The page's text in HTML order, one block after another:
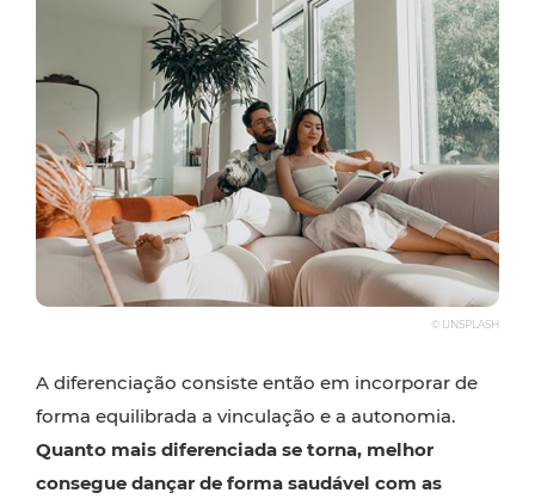
© UNSPLASH
A diferenciação consiste então em incorporar de
forma equilibrada a vinculação e a autonomia.
Quanto mais diferenciada se torna, melhor
consegue dançar de forma saudável com as